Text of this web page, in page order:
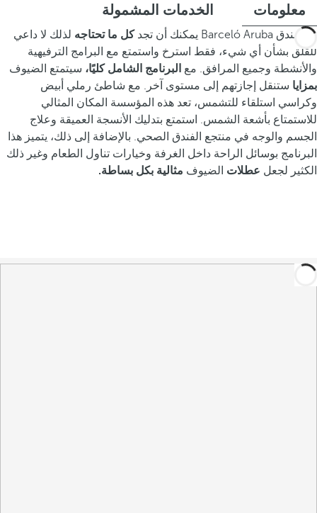
معلومات الخدمات المشمولة
في فندق Barceló Aruba يمكنك أن تجد كل ما تحتاجه لذلك لا داعي
للقلق بشأن أي شيء، فقط استرخ واستمتع مع البرامج الترفيهية
والأنشطة وجميع المرافق. مع البرنامج الشامل كليًا، سيتمتع الضيوف
بمزايا ستنقل إجازتهم إلى مستوى آخر. مع شاطئ رملي أبيض
وكراسي استلقاء للتشمس، تعد هذه المؤسسة المكان المثالي
للاستمتاع بأشعة الشمس. استمتع بتدليك الأنسجة العميقة وعلاج
الجسم والوجه في منتجع الفندق الصحي. بالإضافة إلى ذلك، يتميز هذا
البرنامج بوسائل الراحة داخل الغرفة وخيارات تناول الطعام وغير ذلك
الكثير لجعل عطلات الضيوف مثالية بكل بساطة.